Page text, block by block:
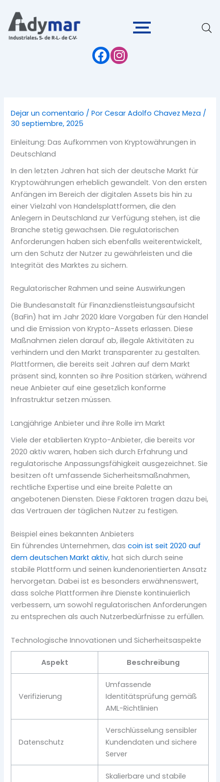
contenido
Dejar un comentario / PorCesar Adolfo Chavez Meza /
30 septiembre, 2025
Einleitung: Das Aufkommen von Kryptowährungen in
Deutschland
In den letzten Jahren hat sich der deutsche Markt für
Kryptowährungen erheblich gewandelt. Von den ersten
Anfängen im Bereich der digitalen Assets bis hin zu
einer Vielzahl von Handelsplattformen, die den
Anlegern in Deutschland zur Verfügung stehen, ist die
Branche stetig gewachsen. Die regulatorischen
Anforderungen haben sich ebenfalls weiterentwickelt,
um den Schutz der Nutzer zu gewährleisten und die
Integrität des Marktes zu sichern.
Regulatorischer Rahmen und seine Auswirkungen
Die Bundesanstalt für Finanzdienstleistungsaufsicht
(BaFin) hat im Jahr 2020 klare Vorgaben für den Handel
und die Emission von Krypto-Assets erlassen. Diese
Maßnahmen zielen darauf ab, illegale Aktivitäten zu
verhindern und den Markt transparenter zu gestalten.
Plattformen, die bereits seit Jahren auf dem Markt
präsent sind, konnten so ihre Position stärken, während
neue Anbieter auf eine gesetzlich konforme
Infrastruktur setzen müssen.
Langjährige Anbieter und ihre Rolle im Markt
Viele der etablierten Krypto-Anbieter, die bereits vor
2020 aktiv waren, haben sich durch Erfahrung und
regulatorische Anpassungsfähigkeit ausgezeichnet. Sie
besitzen oft umfassende Sicherheitsmaßnahmen,
rechtliche Expertise und eine breite Palette an
angebotenen Diensten. Diese Faktoren tragen dazu bei,
das Vertrauen der täglichen Nutzer zu festigen.
Beispiel eines bekannten Anbieters
Ein führendes Unternehmen, dascoin ist seit 2020 auf
dem deutschen Markt aktiv, hat sich durch seine
stabile Plattform und seinen kundenorientierten Ansatz
hervorgetan. Dabei ist es besonders erwähnenswert,
dass solche Plattformen ihre Dienste kontinuierlich
verbessern, um sowohl regulatorischen Anforderungen
zu entsprechen als auch Nutzerbedürfnisse zu erfüllen.
Technologische Innovationen und Sicherheitsaspekte
Aspekt Beschreibung
Verifizierung
Umfassende
Identitätsprüfung gemäß
AML-Richtlinien
Datenschutz
Verschlüsselung sensibler
Kundendaten und sichere
Server
Skalierbare und stabile